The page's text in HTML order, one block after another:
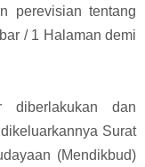
perevisian tentang
/ 1 Halaman demi
diberlakukan dan
Surat
(Mendikbud)